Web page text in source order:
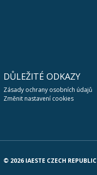
DŮLEŽITÉ ODKAZY
Zásady ochrany osobních údajů
Změnit nastavení cookies
© 2026 IAESTE CZECH REPUBLIC